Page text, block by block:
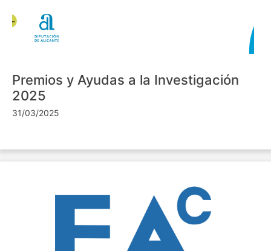
Premios y Ayudas a la Investigación
2025
31/03/2025